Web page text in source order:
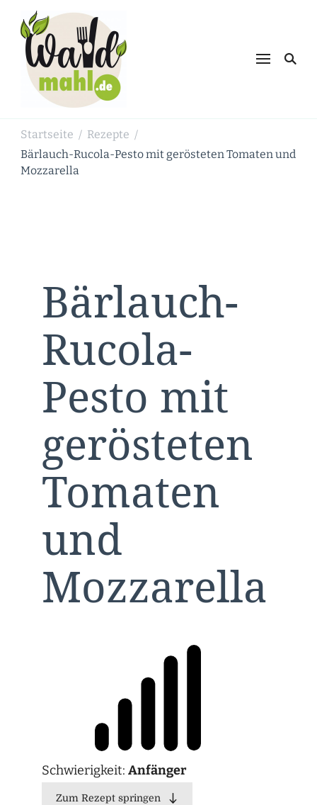
Schnabulieren, was die Natur einem
Startseite / Rezepte /
Bärlauch-Rucola-Pesto mit gerösteten Tomaten und
Mozzarella
Bärlauch-
Rucola-
Pesto mit
gerösteten
Tomaten
und
Mozzarella
Schwierigkeit: Anfänger
Zum Rezept springen